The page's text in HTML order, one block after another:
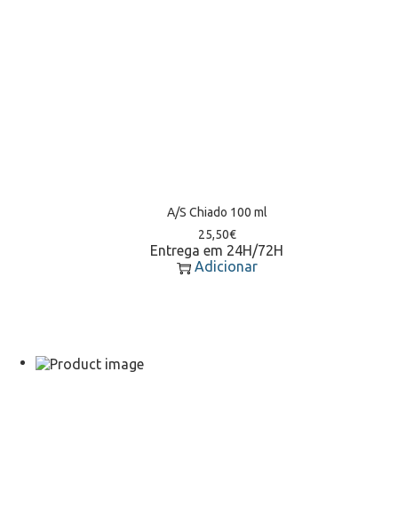
A/S Chiado 100 ml
25,50€
Entrega em 24H/72H
Adicionar